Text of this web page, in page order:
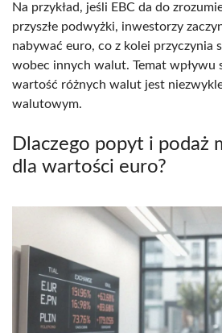
Na przykład, jeśli EBC da do
przyszłe podwyżki, inwestorzy
nabywać euro, co z kolei przyczynia
wobec innych walut. Temat wpływu
wartość różnych walut jest
walutowym.
Dlaczego popyt i podaż
dla wartości euro?